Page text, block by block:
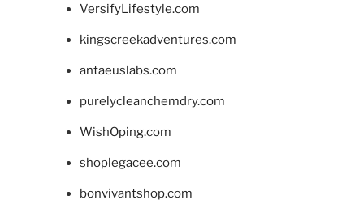
VersifyLifestyle.com
kingscreekadventures.com
antaeuslabs.com
purelycleanchemdry.com
WishOping.com
shoplegacee.com
bonvivantshop.com